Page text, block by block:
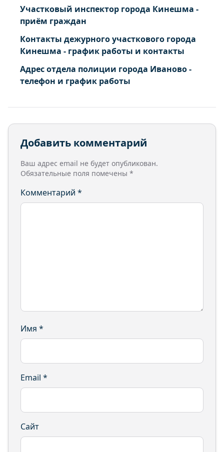
Участковый инспектор города Кинешма -
приём граждан
Контакты дежурного участкового города
Кинешма - график работы и контакты
Адрес отдела полиции города Иваново -
телефон и график работы
Добавить комментарий
Ваш адрес email не будет опубликован.
Обязательные поля помечены *
Комментарий *
Имя *
Email *
Сайт